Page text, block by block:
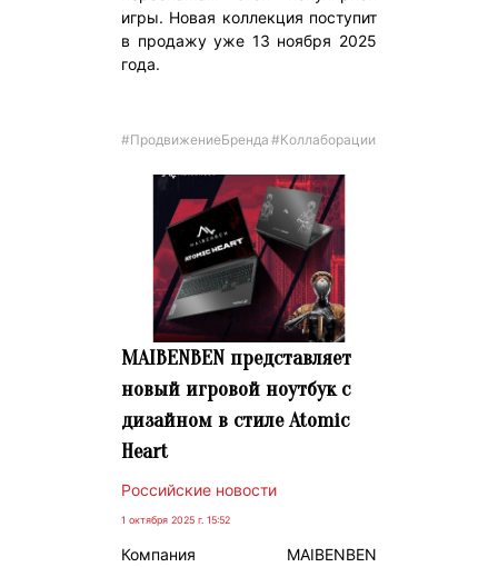
игры. Новая коллекция поступит
в продажу уже 13 ноября 2025
года.
#ПродвижениеБренда #Коллаборации
MAIBENBEN представляет
новый игровой ноутбук с
дизайном в стиле Atomic
Heart
Российские новости
1 октября 2025 г. 15:52
Компания MAIBENBEN